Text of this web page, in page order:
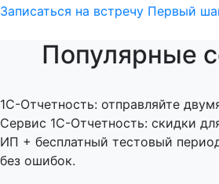
Записаться на встречу Первый
Популярные
1C-Отчетность: отправляйте
Сервис 1С-Отчетность: скидки
ИП + бесплатный тестовый
без ошибок.